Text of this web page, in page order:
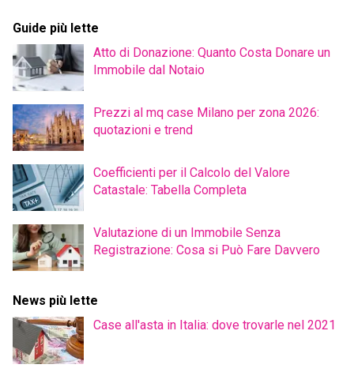
Guide più lette
Atto di Donazione: Quanto Costa Donare un
Immobile dal Notaio
Prezzi al mq case Milano per zona 2026:
quotazioni e trend
Coefficienti per il Calcolo del Valore
Catastale: Tabella Completa
Valutazione di un Immobile Senza
Registrazione: Cosa si Può Fare Davvero
News più lette
Case all'asta in Italia: dove trovarle nel 2021